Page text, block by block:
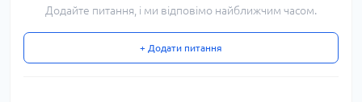
Додайте питання, і ми відповімо найближчим часом.
+ Додати питання